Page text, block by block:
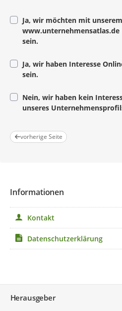
realisiert.
Ja, wir möchten mit
sein.
Ja, wir haben Interesse
sein.
Nein, wir haben kein
unseres
vorherige Seite
Informationen
Kontakt
Datenschutzerklärung
Herausgeber